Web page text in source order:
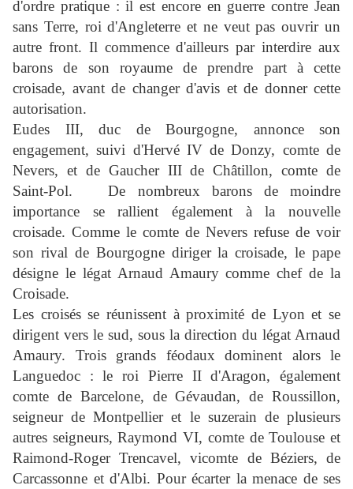
d'ordre pratique : il est encore en guerre contre Jean
sans Terre, roi d'Angleterre et ne veut pas ouvrir un
autre front. Il commence d'ailleurs par interdire aux
barons de son royaume de prendre part à cette
croisade, avant de changer d'avis et de donner cette
autorisation.
Eudes III, duc de Bourgogne, annonce son
engagement, suivi d'Hervé IV de Donzy, comte de
Nevers, et de Gaucher III de Châtillon, comte de
Saint-Pol.
De nombreux barons de moindre
importance se rallient également à la nouvelle
croisade. Comme le comte de Nevers refuse de voir
son rival de Bourgogne diriger la croisade, le pape
désigne le légat Arnaud Amaury comme chef de la
Croisade.
Les croisés se réunissent à proximité de Lyon et se
dirigent vers le sud, sous la direction du légat Arnaud
Amaury. Trois grands féodaux dominent alors le
Languedoc : le roi Pierre II d'Aragon, également
comte de Barcelone, de Gévaudan, de Roussillon,
seigneur de Montpellier et le suzerain de plusieurs
autres seigneurs, Raymond VI, comte de Toulouse et
Raimond-Roger Trencavel, vicomte de Béziers, de
Carcassonne et d'Albi. Pour écarter la menace de ses